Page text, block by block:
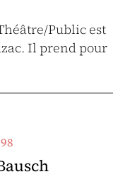
Public est
Il prend pour